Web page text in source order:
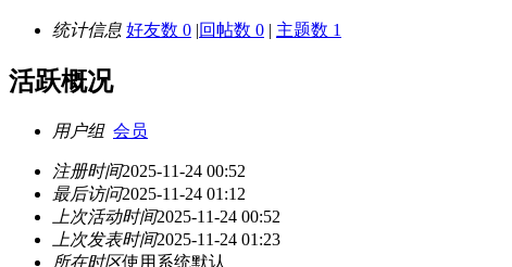
统计信息 好友数 0 |回帖数 0 | 主题数 1
活跃概况
用户组 会员
注册时间2025-11-24 00:52
最后访问2025-11-24 01:12
上次活动时间2025-11-24 00:52
上次发表时间2025-11-24 01:23
所在时区使用系统默认